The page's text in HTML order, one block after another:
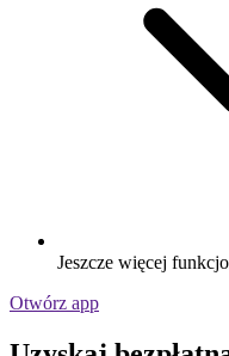
Jeszcze więcej
Otwórz app